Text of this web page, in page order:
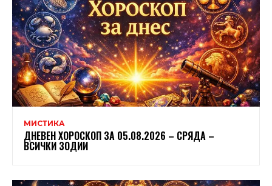
МИСТИКА
ДНЕВЕН ХОРОСКОП ЗА 05.08.2026 – СРЯДА –
ВСИЧКИ ЗОДИИ